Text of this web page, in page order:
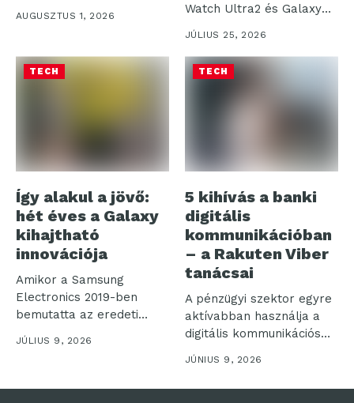
AUGUSZTUS 1, 2026
Watch Ultra2 és Galaxy
Watch9...
JÚLIUS 25, 2026
TECH
Így alakul a jövő:
hét éves a Galaxy
kihajtható
innovációja
Amikor a Samsung
Electronics 2019-ben
bemutatta az eredeti
Galaxy Foldot, nem
csupán...
JÚLIUS 9, 2026
TECH
5 kihívás a banki
digitális
kommunikációban
– a Rakuten Viber
tanácsai
A pénzügyi szektor egyre
aktívabban használja a
digitális kommunikációs
csatornákat: a Rakuten...
JÚNIUS 9, 2026